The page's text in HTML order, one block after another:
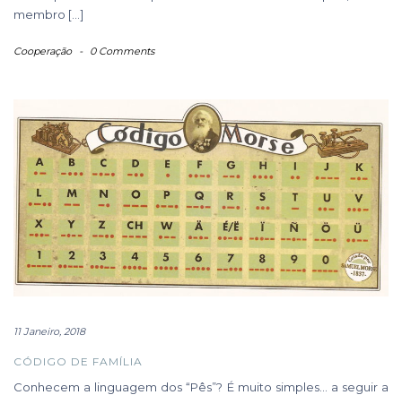
membro […]
Cooperação - 0 Comments
11 Janeiro, 2018
CÓDIGO DE FAMÍLIA
Conhecem a linguagem dos “Pês”? É muito simples… a seguir a